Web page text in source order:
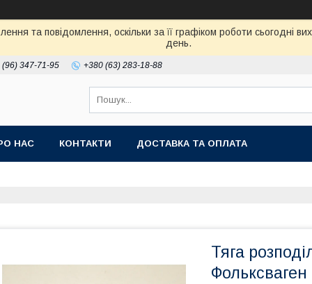
та повідомлення, оскільки за її графіком роботи сьогодні
день.
(96) 347-71-95 +380 (63) 283-18-88
НАС КОНТАКТИ ДОСТАВКА ТА ОПЛАТА
Тяга